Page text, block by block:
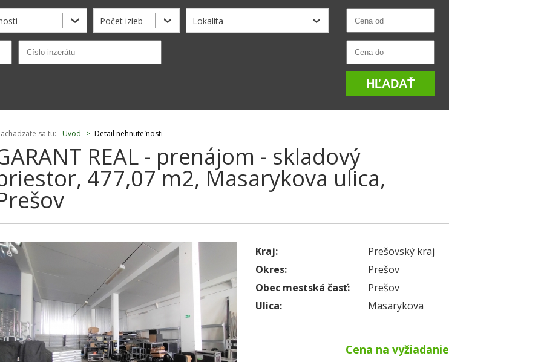
Počet izieb Lokalita
sa tu: Uvod > Detail nehnuteľnosti
REAL - prenájom - skladový
477,07 m2, Masarykova ulica,
Kraj:
Prešovský kraj
Okres:
Prešov
Obec mestská časť:
Prešov
Ulica:
Masarykova
Cena na vyžiadanie